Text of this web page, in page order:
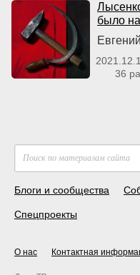
было
36
Блоги и сообщества
Спецпроекты
О нас Контактная